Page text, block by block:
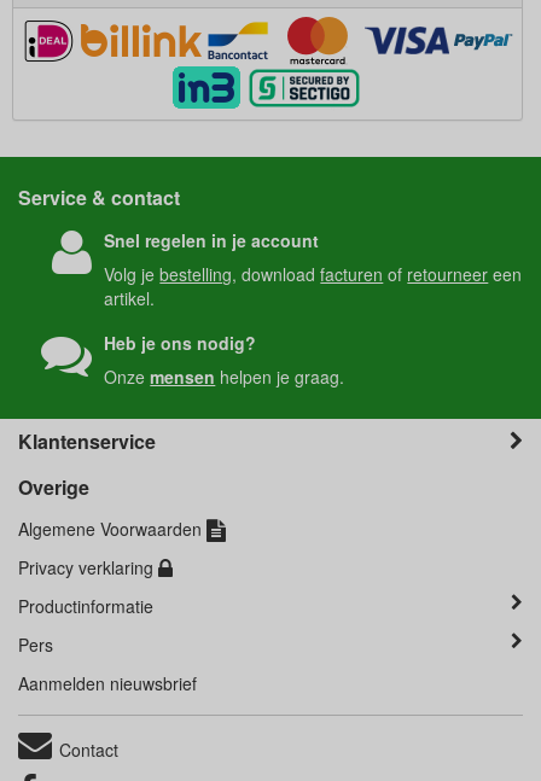
Service & contact
Snel regelen in je account
Volg jebestelling, downloadfacturen of retourneer een
artikel.
Heb je ons nodig?
Onzemensen helpen je graag.
Klantenservice
Overige
Algemene Voorwaarden
Privacy verklaring
Productinformatie
Pers
Aanmelden nieuwsbrief
Contact